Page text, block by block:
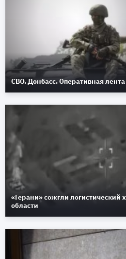
СВО. Донбасс. Оперативная лента
«Герани» сожгли логистический
области